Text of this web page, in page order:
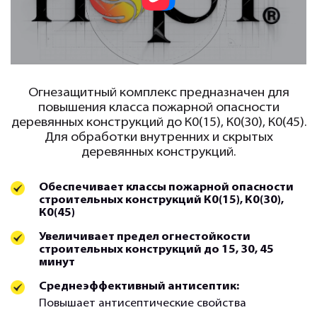
Огнезащитный комплекс предназначен для
повышения класса пожарной опасности
деревянных конструкций до К0(15), К0(30), К0(45).
Для обработки внутренних и скрытых
деревянных конструкций.
Обеспечивает классы пожарной опасности
строительных конструкций К0(15), К0(30),
К0(45)
Увеличивает предел огнестойкости
строительных конструкций до 15, 30, 45
минут
Среднеэффективный антисептик:
Повышает антисептические свойства